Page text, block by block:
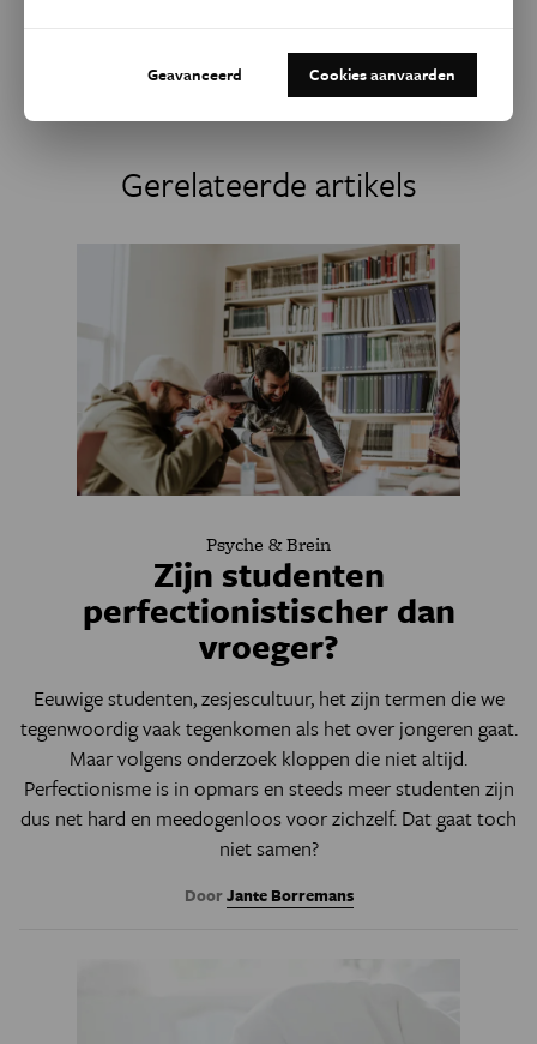
Facebook Twitter Linkedin
Gerelateerde artikels
Psyche & Brein
Zijn studenten
perfectionistischer dan
vroeger?
Eeuwige studenten, zesjescultuur, het zijn termen die we
tegenwoordig vaak tegenkomen als het over jongeren gaat.
Maar volgens onderzoek kloppen die niet altijd.
Perfectionisme is in opmars en steeds meer studenten zijn
dus net hard en meedogenloos voor zichzelf. Dat gaat toch
niet samen?
DoorJante Borremans
Geavanceerd Cookies aanvaarden